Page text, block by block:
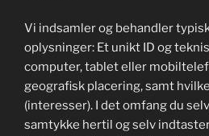
Vi indsamler og behandler
oplysninger: Et unikt ID og
computer, tablet eller
geografisk placering, samt
(interesser). I det omfang du
samtykke hertil og selv